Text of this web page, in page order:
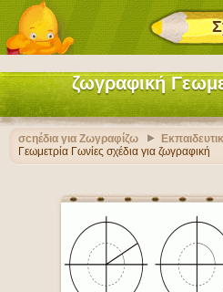
ζωγραφική
σcηέδια για Ζωγραφίζω
Γεωμετρία Γωνίες σχέδια για ζωγραφική